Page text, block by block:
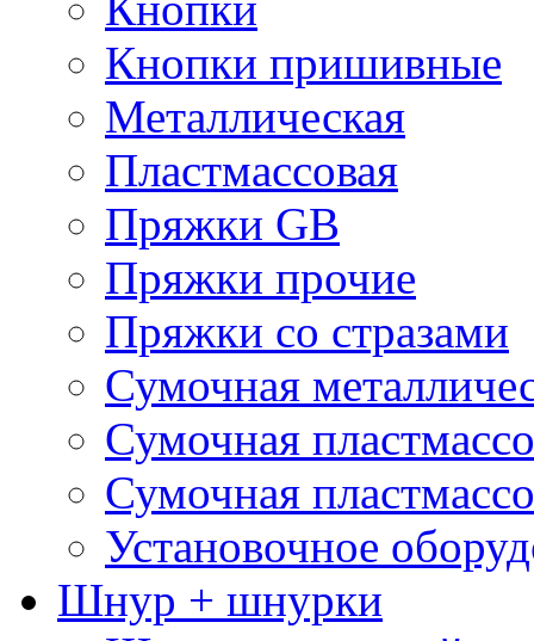
Кнопки пришивные
Металлическая
Пластмассовая
Пряжки GB
Пряжки прочие
Пряжки со стразами
Сумочная
Сумочная
Сумочная
Установочное
Шнур + шнурки